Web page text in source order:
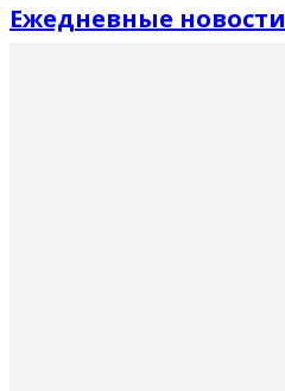
Ежедневные новости